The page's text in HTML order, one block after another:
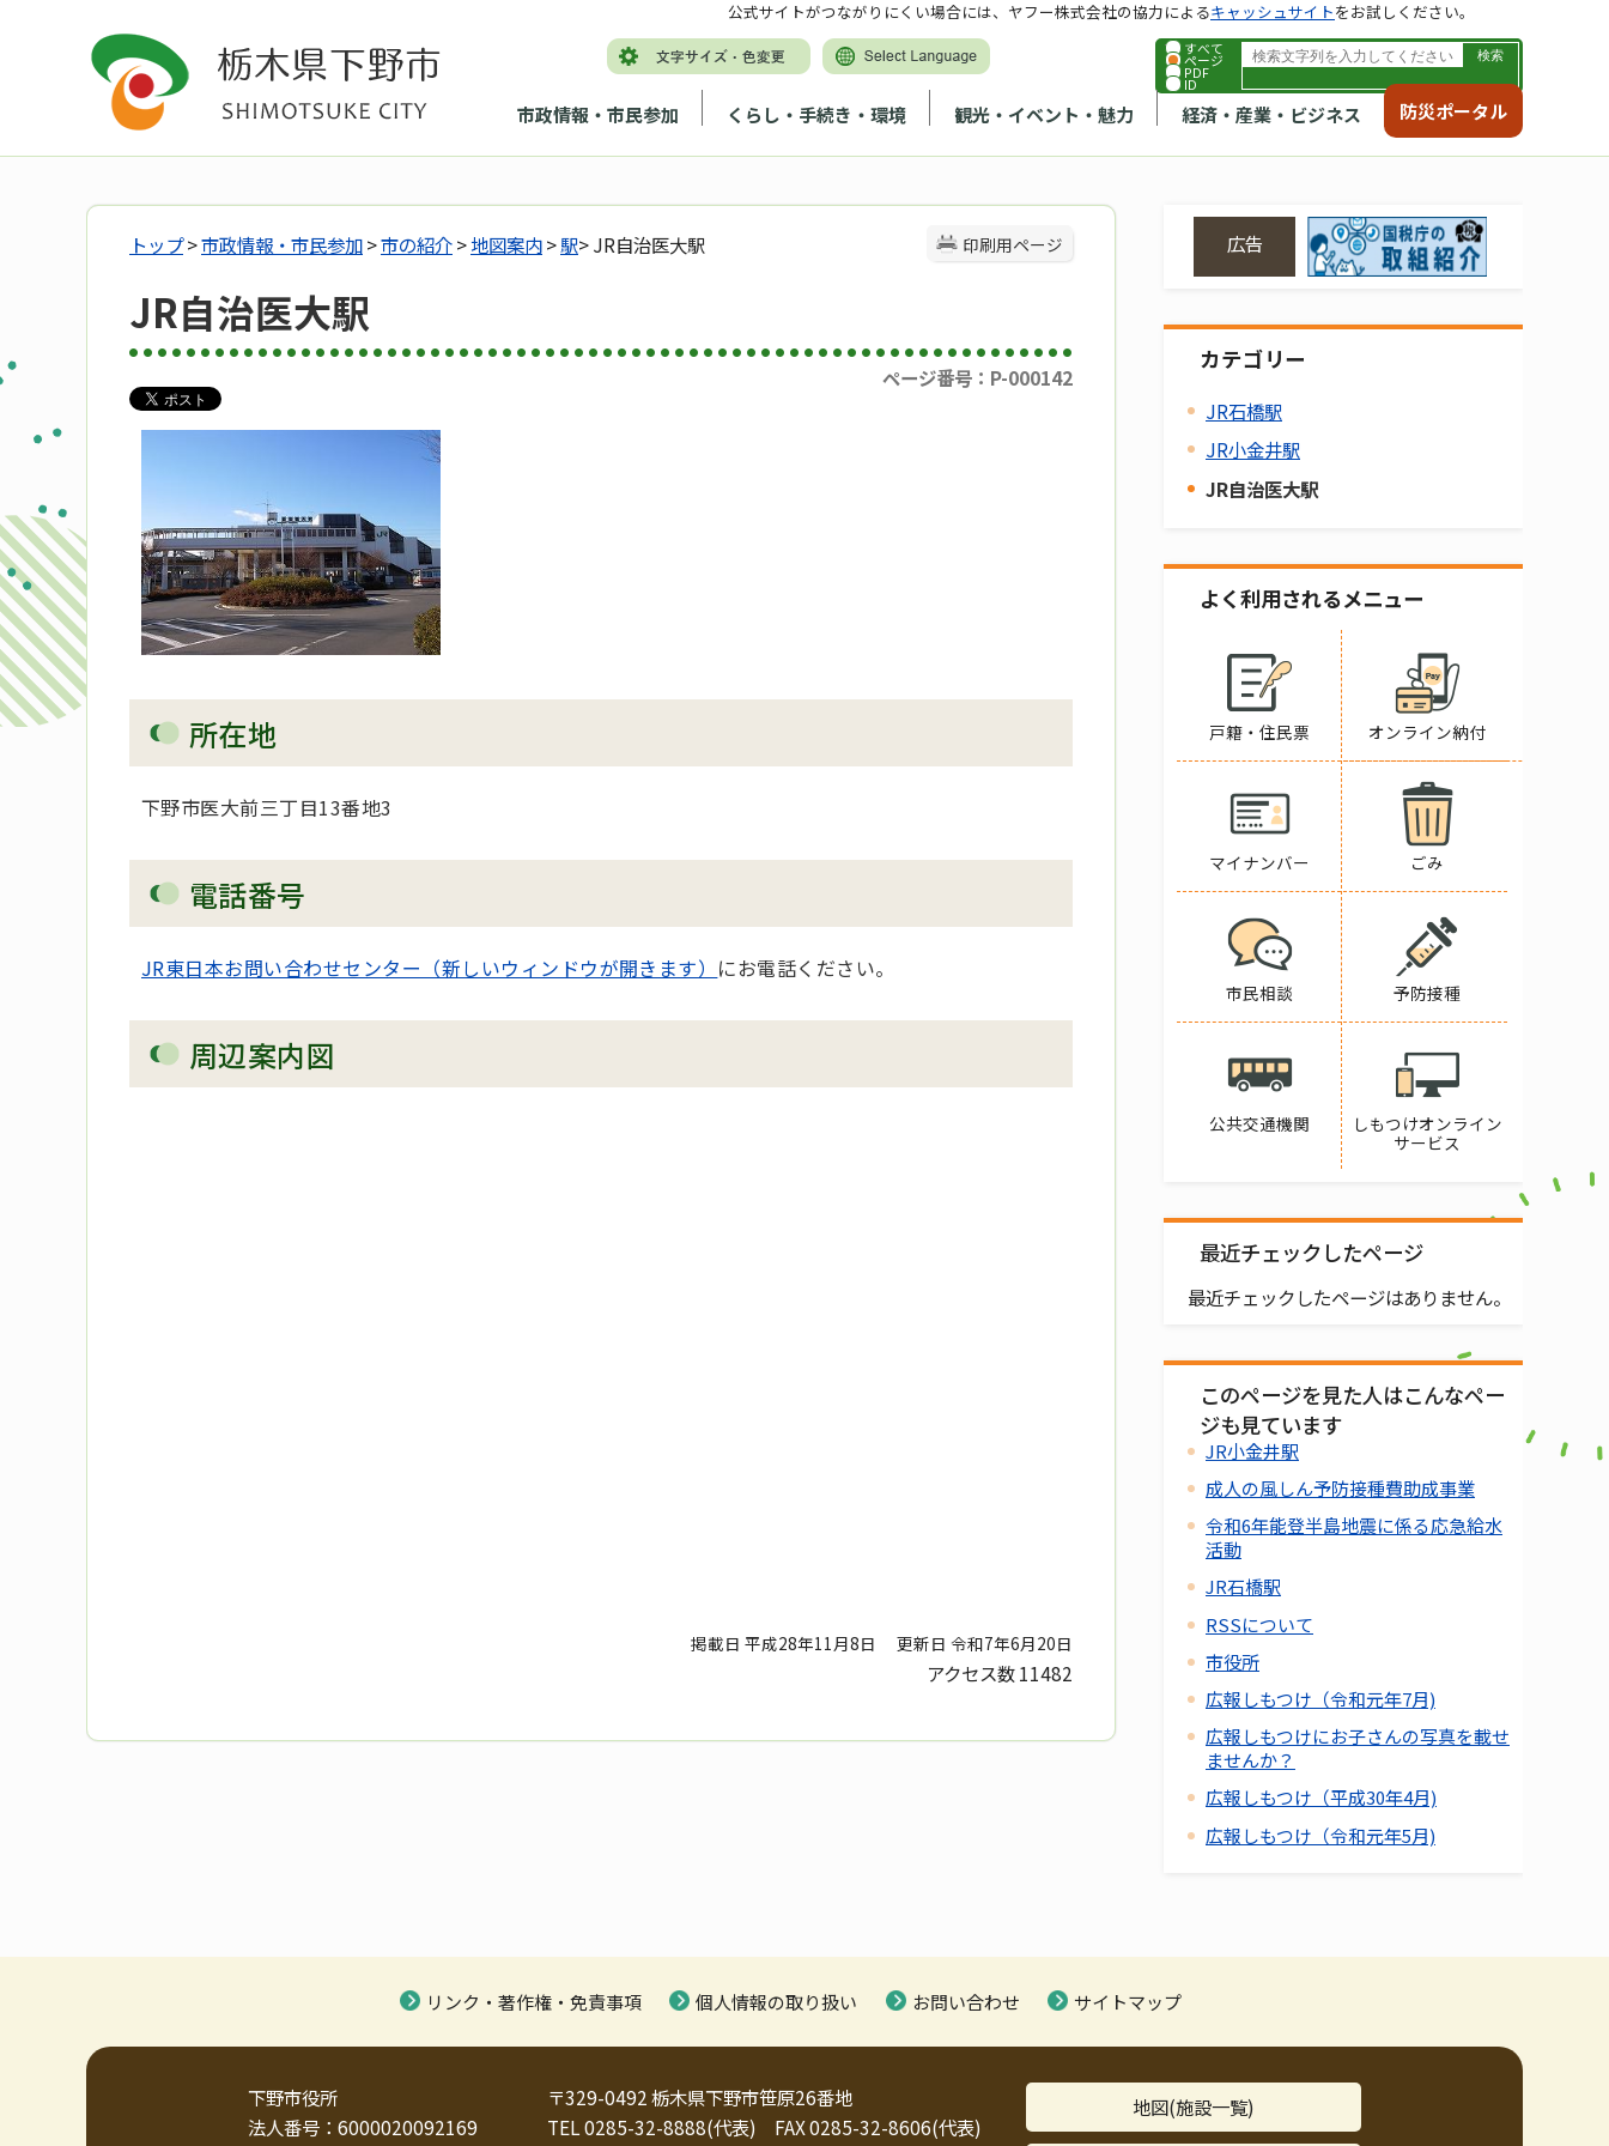
すべて
ページ
PDF
ID
市政情報・市民参加 くらし・手続き・環境 観光・イベント・魅力 経済・産業・ビジネス 防災ポータル
公式サイトがつながりにくい場合には、ヤフー株式会社の協力によるキャッシュサイトをお試しください。
印刷用ページ
トップ>市政情報・市民参加>市の紹介>地図案内>駅> JR自治医大駅
JR自治医大駅
ページ番号：P-000142
所在地
下野市医大前三丁目13番地3
電話番号
JR東日本お問い合わせセンター（新しいウィンドウが開きます） にお電話ください。
周辺案内図
掲載日 平成28年11月8日 更新日 令和7年6月20日
アクセス数11482
広告
カテゴリー
JR石橋駅
JR小金井駅
JR自治医大駅
よく利用されるメニュー
戸籍・住民票 オンライン納付
マイナンバー ごみ
市民相談 予防接種
公共交通機関
しもつけオンライン
サービス
最近チェックしたページ
最近チェックしたページはありません。
このページを見た人はこんなペー
ジも見ています
JR小金井駅
成人の風しん予防接種費助成事業
令和6年能登半島地震に係る応急給水
活動
JR石橋駅
RSSについて
市役所
広報しもつけ（令和元年7月)
広報しもつけにお子さんの写真を載せ
ませんか？
広報しもつけ（平成30年4月)
広報しもつけ（令和元年5月)
リンク・著作権・免責事項 個人情報の取り扱い お問い合わせ サイトマップ
下野市役所
法人番号：6000020092169
〒329-0492 栃木県下野市笹原26番地
TEL 0285-32-8888(代表) FAX 0285-32-8606(代表)
地図(施設一覧)